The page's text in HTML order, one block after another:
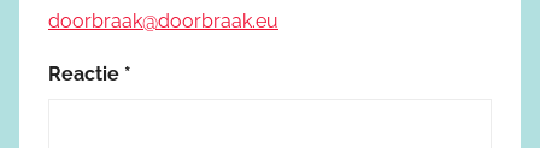
doorbraak@doorbraak.eu
Reactie *